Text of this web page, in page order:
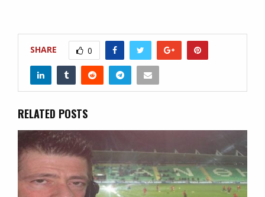
SHARE 0
RELATED POSTS